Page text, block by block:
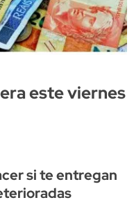
este viernes
si te entregan